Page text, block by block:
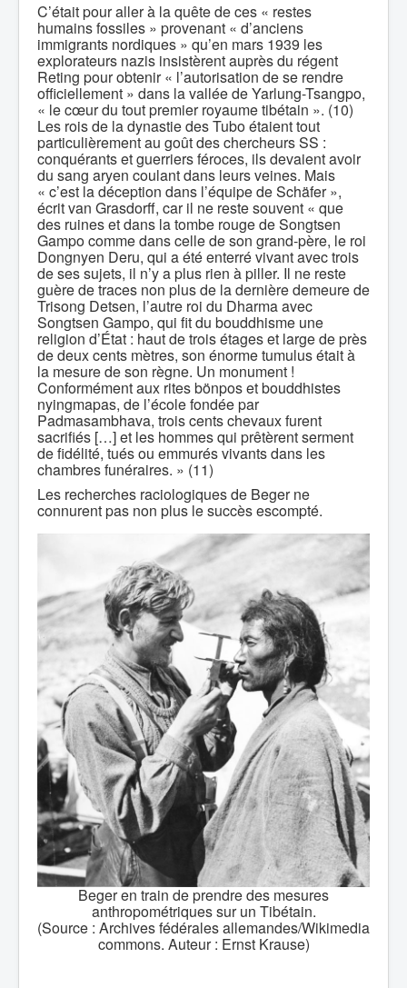
C’était pour aller à la quête de ces « restes
humains fossiles » provenant « d’anciens
immigrants nordiques » qu’en mars 1939 les
explorateurs nazis insistèrent auprès du régent
Reting pour obtenir « l’autorisation de se rendre
officiellement » dans la vallée de Yarlung-Tsangpo,
« le cœur du tout premier royaume tibétain ». (10)
Les rois de la dynastie des Tubo étaient tout
particulièrement au goût des chercheurs SS :
conquérants et guerriers féroces, ils devaient avoir
du sang aryen coulant dans leurs veines. Mais
« c’est la déception dans l’équipe de Schäfer »,
écrit van Grasdorff, car il ne reste souvent « que
des ruines et dans la tombe rouge de Songtsen
Gampo comme dans celle de son grand-père, le roi
Dongnyen Deru, qui a été enterré vivant avec trois
de ses sujets, il n’y a plus rien à piller. Il ne reste
guère de traces non plus de la dernière demeure de
Trisong Detsen, l’autre roi du Dharma avec
Songtsen Gampo, qui fit du bouddhisme une
religion d’État : haut de trois étages et large de près
de deux cents mètres, son énorme tumulus était à
la mesure de son règne. Un monument !
Conformément aux rites bönpos et bouddhistes
nyingmapas, de l’école fondée par
Padmasambhava, trois cents chevaux furent
sacrifiés […] et les hommes qui prêtèrent serment
de fidélité, tués ou emmurés vivants dans les
chambres funéraires. » (11)
Les recherches raciologiques de Beger ne
connurent pas non plus le succès escompté.
Beger en train de prendre des mesures
anthropométriques sur un Tibétain.
(Source : Archives fédérales allemandes/Wikimedia
commons. Auteur : Ernst Krause)